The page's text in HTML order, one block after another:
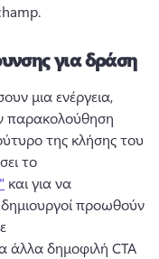
για δράση
μια ενέργεια,
παρακολούθηση
της κλήσης του
το
και για να
δημιουργοί προωθούν
άλλα δημοφιλή CTA